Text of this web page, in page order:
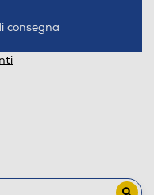
consegna